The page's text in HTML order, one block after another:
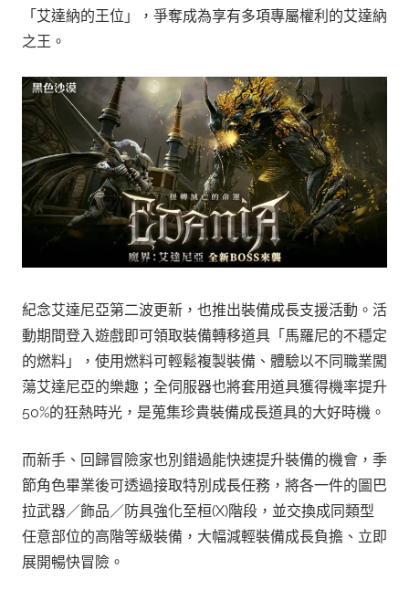
「艾達納的王位」，爭奪成為享有多項專屬權利的艾達納
之王。
紀念艾達尼亞第二波更新，也推出裝備成長支援活動。活
動期間登入遊戲即可領取裝備轉移道具「馬羅尼的不穩定
的燃料」，使用燃料可輕鬆複製裝備、體驗以不同職業闖
蕩艾達尼亞的樂趣；全伺服器也將套用道具獲得機率提升
50%的狂熱時光，是蒐集珍貴裝備成長道具的大好時機。
而新手、回歸冒險家也別錯過能快速提升裝備的機會，季
節角色畢業後可透過接取特別成長任務，將各一件的圖巴
拉武器／飾品／防具強化至桓(X)階段，並交換成同類型
任意部位的高階等級裝備，大幅減輕裝備成長負擔、立即
展開暢快冒險。